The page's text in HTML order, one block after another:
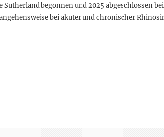
Sutherland begonnen und 2025 abgeschlossen
bei akuter und chronischer